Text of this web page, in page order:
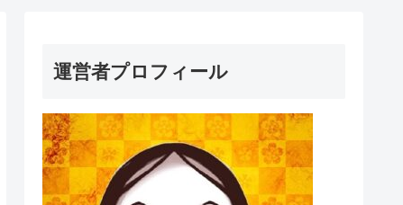
運営者プロフィール